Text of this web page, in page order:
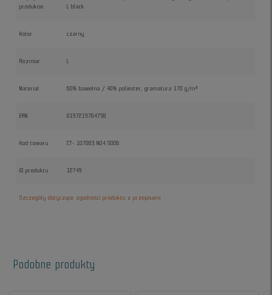
produkcie
L black
Kolor czarny
Rozmiar
Materiał 60% bawełna / 40% poliester, gramatura 170 g/m²
EAN 0197219764738
Kod towaru CT-.107063.N04.S006
ID produktu 12749
Szczegóły dotyczące zgodności produktu z przepisami
Podobne produkty